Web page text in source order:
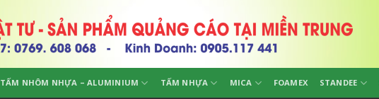
TẤM NHÔM NHỰA – ALUMINIUM TẤM NHỰA MICA FOAMEX STANDEE